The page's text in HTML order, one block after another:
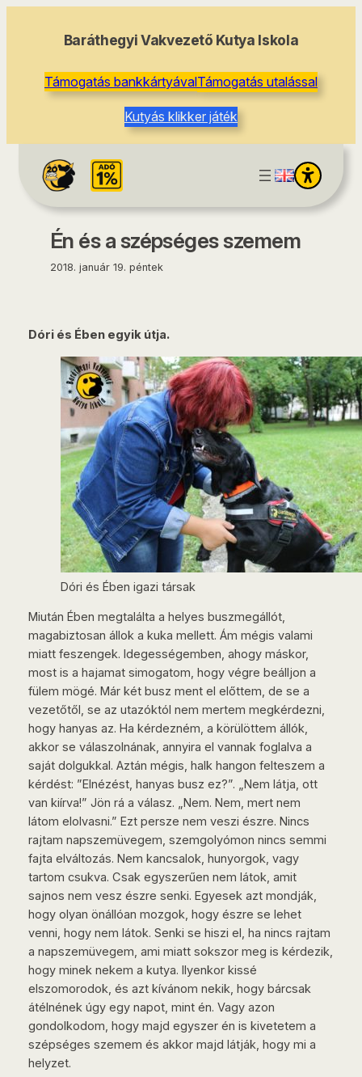
Baráthegyi Vakvezető Kutya Iskola
Támogatás bankkártyávalTámogatás utalással
Kutyás klikker játék
Én és a szépséges szemem
2018. január 19. péntek
Dóri és Ében egyik útja.
Dóri és Ében igazi társak
Miután Ében megtalálta a helyes buszmegállót,
magabiztosan állok a kuka mellett. Ám mégis valami
miatt feszengek. Idegességemben, ahogy máskor,
most is a hajamat simogatom, hogy végre beálljon a
fülem mögé. Már két busz ment el előttem, de se a
vezetőtől, se az utazóktól nem mertem megkérdezni,
hogy hanyas az. Ha kérdezném, a körülöttem állók,
akkor se válaszolnának, annyira el vannak foglalva a
saját dolgukkal. Aztán mégis, halk hangon felteszem a
kérdést: ”Elnézést, hanyas busz ez?”. „Nem látja, ott
van kiírva!” Jön rá a válasz. „Nem. Nem, mert nem
látom elolvasni.” Ezt persze nem veszi észre. Nincs
rajtam napszemüvegem, szemgolyómon nincs semmi
fajta elváltozás. Nem kancsalok, hunyorgok, vagy
tartom csukva. Csak egyszerűen nem látok, amit
sajnos nem vesz észre senki. Egyesek azt mondják,
hogy olyan önállóan mozgok, hogy észre se lehet
venni, hogy nem látok. Senki se hiszi el, ha nincs rajtam
a napszemüvegem, ami miatt sokszor meg is kérdezik,
hogy minek nekem a kutya. Ilyenkor kissé
elszomorodok, és azt kívánom nekik, hogy bárcsak
átélnének úgy egy napot, mint én. Vagy azon
gondolkodom, hogy majd egyszer én is kivetetem a
szépséges szemem és akkor majd látják, hogy mi a
helyzet.